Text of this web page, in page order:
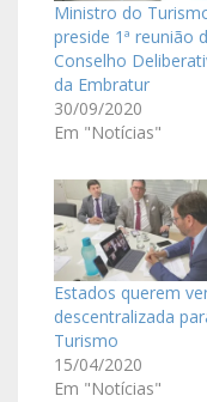
Ministro do
preside 1ª reunião
Conselho
da Embratur
30/09/2020
Em "Notícias"
Estados querem
descentralizada
Turismo
15/04/2020
Em "Notícias"